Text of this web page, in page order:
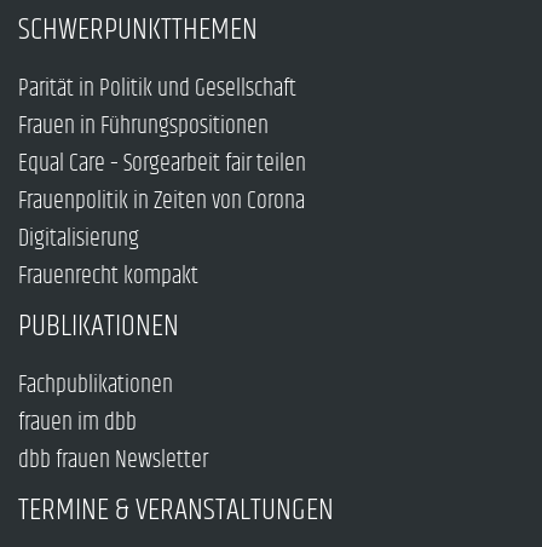
SCHWERPUNKTTHEMEN
Parität in Politik und Gesellschaft
Frauen in Führungspositionen
Equal Care – Sorgearbeit fair teilen
Frauenpolitik in Zeiten von Corona
Digitalisierung
Frauenrecht kompakt
PUBLIKATIONEN
Fachpublikationen
frauen im dbb
dbb frauen Newsletter
TERMINE & VERANSTALTUNGEN